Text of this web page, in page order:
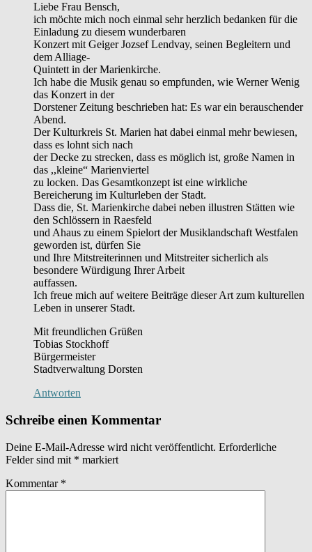
Liebe Frau Bensch,
ich möchte mich noch einmal sehr herzlich bedanken für die
Einladung zu diesem wunderbaren
Konzert mit Geiger Jozsef Lendvay, seinen Begleitern und
dem Alliage-
Quintett in der Marienkirche.
Ich habe die Musik genau so empfunden, wie Werner Wenig
das Konzert in der
Dorstener Zeitung beschrieben hat: Es war ein berauschender
Abend.
Der Kulturkreis St. Marien hat dabei einmal mehr bewiesen,
dass es lohnt sich nach
der Decke zu strecken, dass es möglich ist, große Namen in
das ,,kleine“ Marienviertel
zu locken. Das Gesamtkonzept ist eine wirkliche
Bereicherung im Kulturleben der Stadt.
Dass die, St. Marienkirche dabei neben illustren Stätten wie
den Schlössern in Raesfeld
und Ahaus zu einem Spielort der Musiklandschaft Westfalen
geworden ist, dürfen Sie
und Ihre Mitstreiterinnen und Mitstreiter sicherlich als
besondere Würdigung Ihrer Arbeit
auffassen.
Ich freue mich auf weitere Beiträge dieser Art zum kulturellen
Leben in unserer Stadt.
Mit freundlichen Grüßen
Tobias Stockhoff
Bürgermeister
Stadtverwaltung Dorsten
Antworten
Schreibe einen Kommentar
Deine E-Mail-Adresse wird nicht veröffentlicht. Erforderliche
Felder sind mit * markiert
Kommentar *